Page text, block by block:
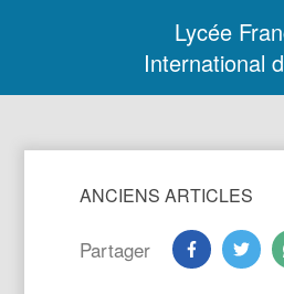
Lycée
International
ANCIENS ARTICLES
Partager